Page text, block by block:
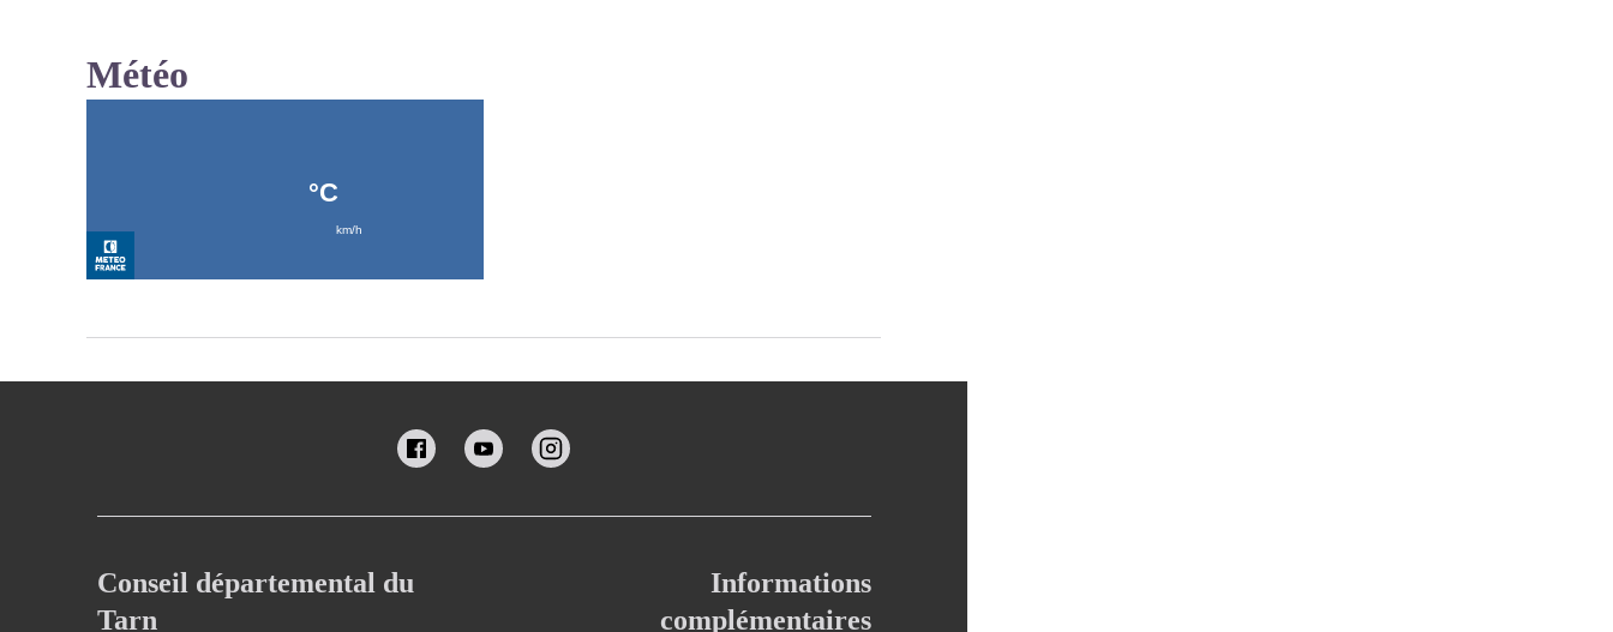
Météo
Conseil départemental du
Tarn
Informations
complémentaires